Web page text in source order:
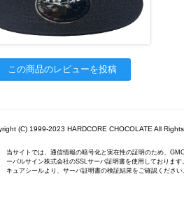
この商品のレビューを投稿
(C) 1999-2023 HARDCORE CHOCOLATE All Rights
当サイトでは、通信情報の暗号化と実在性の証明のため、
ーバルサイン株式会社のSSLサーバ証明書を使用しております
キュアシールより、サーバ証明書の検証結果をご確認ください